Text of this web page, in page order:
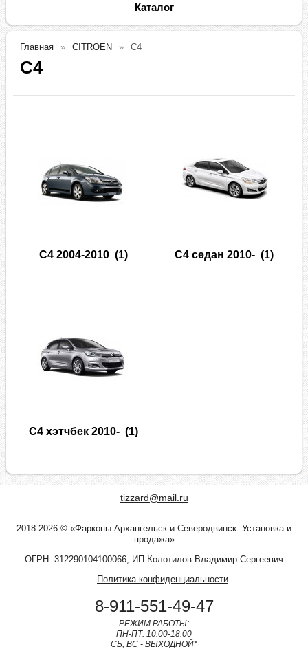
Каталог
Главная CITROEN C4
C4
C4 2004-2010 (1) C4 седан 2010- (1)
C4 хэтчбек 2010- (1)
tizzard@mail.ru
2018-2026 © «Фаркопы Архангельск и Северодвинск. Установка и
продажа»
ОГРН: 312290104100066, ИП Колотилов Владимир Сергеевич
Политика конфиденциальности
8-911-551-49-47
РЕЖИМ РАБОТЫ:
ПН-ПТ: 10.00-18.00
СБ, ВС - ВЫХОДНОЙ*